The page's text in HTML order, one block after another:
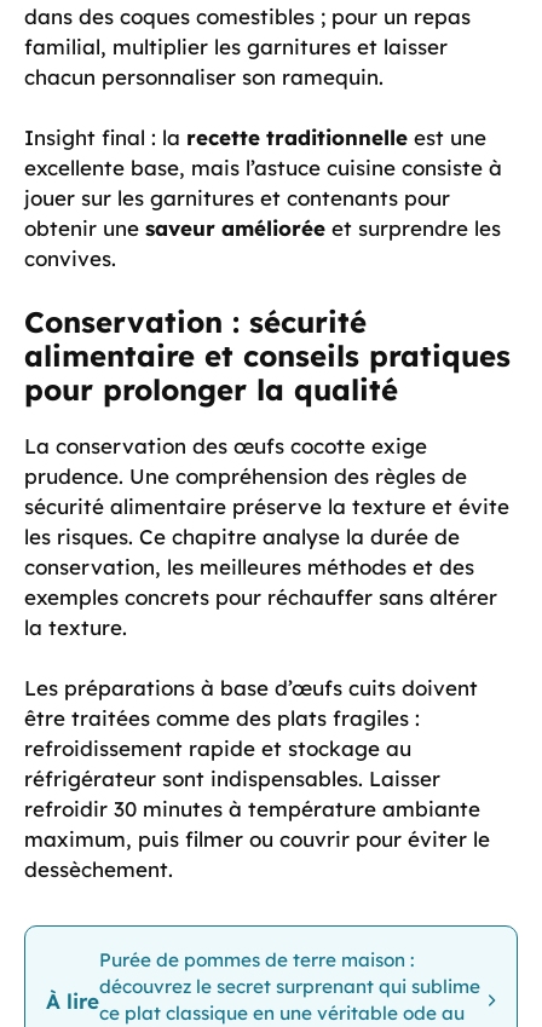
dans des coques comestibles ; pour un repas
familial, multiplier les garnitures et laisser
chacun personnaliser son ramequin.
Insight final : la recette traditionnelle est une
excellente base, mais l’astuce cuisine consiste à
jouer sur les garnitures et contenants pour
obtenir une saveur améliorée et surprendre les
convives.
Conservation : sécurité
alimentaire et conseils pratiques
pour prolonger la qualité
La conservation des œufs cocotte exige
prudence. Une compréhension des règles de
sécurité alimentaire préserve la texture et évite
les risques. Ce chapitre analyse la durée de
conservation, les meilleures méthodes et des
exemples concrets pour réchauffer sans altérer
la texture.
Les préparations à base d’œufs cuits doivent
être traitées comme des plats fragiles :
refroidissement rapide et stockage au
réfrigérateur sont indispensables. Laisser
refroidir 30 minutes à température ambiante
maximum, puis filmer ou couvrir pour éviter le
dessèchement.
À lire
Purée de pommes de terre maison :
découvrez le secret surprenant qui sublime
ce plat classique en une véritable ode au